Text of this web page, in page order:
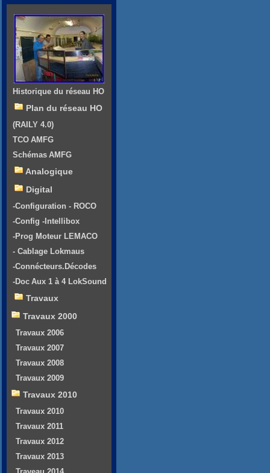
Historique du réseau HO
Plan du réseau HO
(RAILY 4.0)
TCO AMFG
Schémas AMFG
Analogique
Digital
-Configuration - ROCO
-Config -Intellibox
-Prog Moteur LEMACO
- Cablage Lokmaus
-Connécteurs.Décodes
-Doc Aux 1 à 4 LokSound
Travaux
Travaux 2000
Travaux 2006
Travaux 2007
Travaux 2008
Travaux 2009
Travaux 2010
Travaux 2010
Travaux 2011
Travaux 2012
Travaux 2013